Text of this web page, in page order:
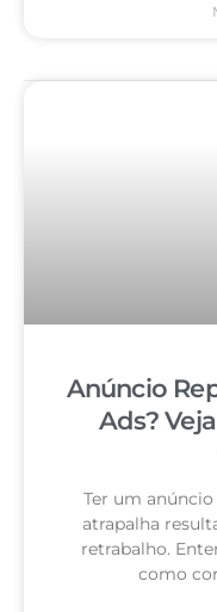
Anúncio
Ads?
Ter um
atrapalha
retrabalho.
como